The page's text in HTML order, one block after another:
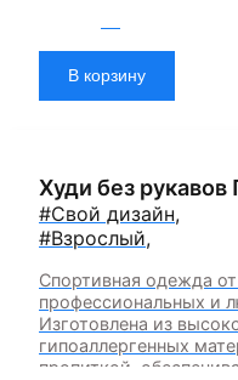
эластичностью в 5
да (от 15 штук)
— да (от 15 штук)
В корзину
Худи без
#Свой дизайн,
#Взрослый,
Спортивная одежда
профессиональных и
Изготовлена из
гипоаллергенных
пропиткой,